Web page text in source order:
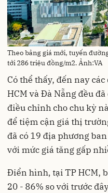
Theo bảng giá mới, tuyến
tới 286 triệu đồng/m2. Ảnh:VA
Có thể thấy, đến nay
HCM và Đà Nẵng đều
điều chỉnh cho chu kỳ
để tiệm cận giá thị
đã có 19 địa phương
với mức giá tăng gấp
Điển hình, tại TP HCM,
20 - 86% so với trước